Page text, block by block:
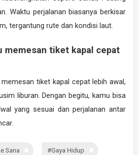
Waktu perjalanan biasanya berkisar
tergantung rute dan kondisi laut.
memesan tiket kapal cepat
tiket kapal cepat lebih awal,
liburan. Dengan begitu, kamu bisa
yang sesuai dan perjalanan antar
Sana #Gaya Hidup